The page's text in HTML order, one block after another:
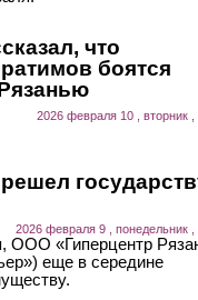
что
боятся
2026 февраля 10 , вторник ,
2026 февраля 9 , понедельник ,
ООО «Гиперцентр
еще в середине